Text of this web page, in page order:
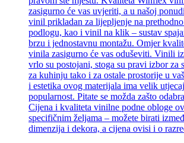
zasigurno će vas uvjeriti, a u našoj
vinil prikladan za lijepljenje na
podlogu, kao i vinil na klik – sustav
brzu i jednostavnu montažu. Omjer
vinila zasigurno će vas oduševiti. Vinili
vrlo su postojani, stoga su pravi izbor za
za kuhinju tako i za ostale prostorije u
i estetika ovog materijala ima velik
popularnost. Pitate se možda zašto
Cijena i kvaliteta vinilne podne obloge
specifičnim željama – možete birati
dimenzija i dekora, a cijena ovisi i o